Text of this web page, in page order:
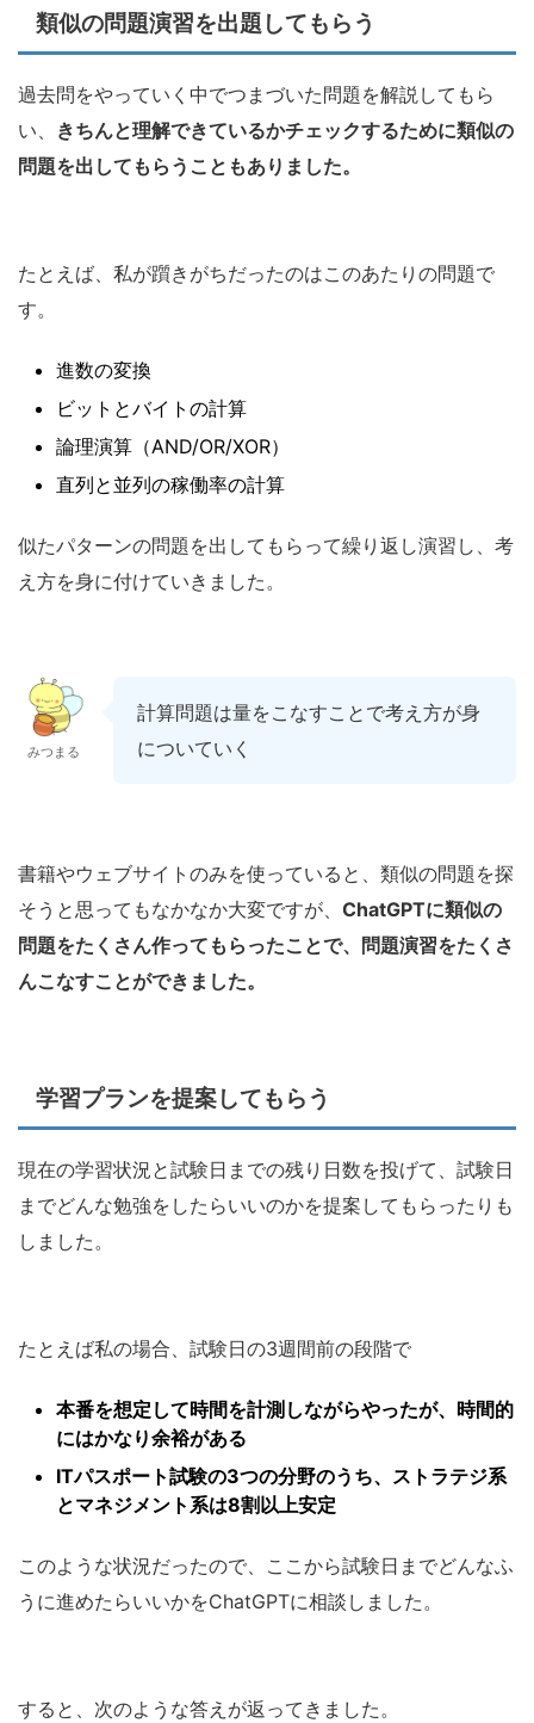
類似の問題演習を出題してもらう
過去問をやっていく中でつまづいた問題を解説してもら
い、 きちんと理解できているかチェックするために類似の
問題を出してもらうこともありました。
たとえば、私が躓きがちだったのはこのあたりの問題で
す。
進数の変換
ビットとバイトの計算
論理演算（AND/OR/XOR）
直列と並列の稼働率の計算
似たパターンの問題を出してもらって繰り返し演習し、考
え方を身に付けていきました。
みつまる
計算問題は量をこなすことで考え方が身
についていく
書籍やウェブサイトのみを使っていると、類似の問題を探
そうと思ってもなかなか大変ですが、 ChatGPTに類似の
問題をたくさん作ってもらったことで、問題演習をたくさ
んこなすことができました。
学習プランを提案してもらう
現在の学習状況と試験日までの残り日数を投げて、試験日
までどんな勉強をしたらいいのかを提案してもらったりも
しました。
たとえば私の場合、試験日の3週間前の段階で
本番を想定して時間を計測しながらやったが、時間的
にはかなり余裕がある
ITパスポート試験の3つの分野のうち、ストラテジ系
とマネジメント系は8割以上安定
このような状況だったので、ここから試験日までどんなふ
うに進めたらいいかをChatGPTに相談しました。
すると、次のような答えが返ってきました。